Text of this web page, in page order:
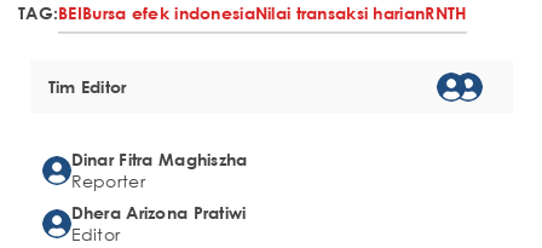
TAG:BEIBursa efek indonesiaNilai transaksi harianRNTH
Tim Editor
Dinar Fitra Maghiszha
Reporter
Dhera Arizona Pratiwi
Editor